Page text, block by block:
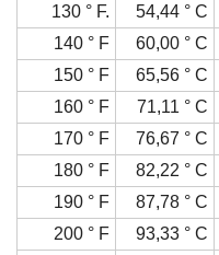
130 ° F.
54,44 ° C
140 ° F
60,00 ° C
150 ° F
65,56 ° C
160 ° F
71,11 ° C
170 ° F
76,67 ° C
180 ° F
82,22 ° C
190 ° F
87,78 ° C
200 ° F
93,33 ° C